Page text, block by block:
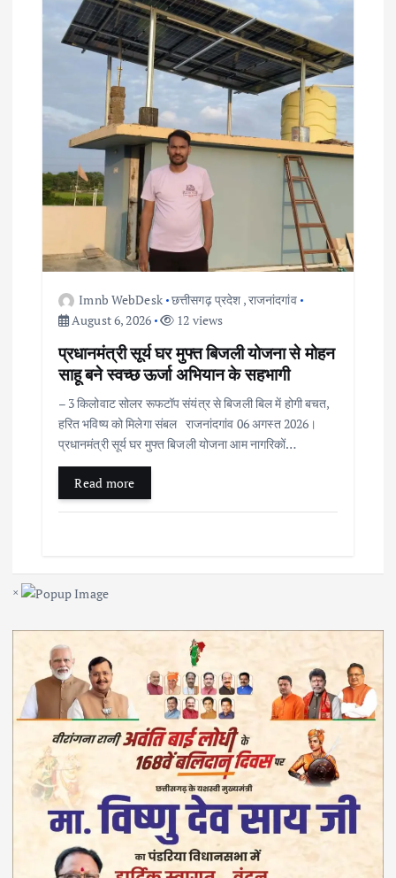
Imnb WebDesk छत्तीसगढ़ प्रदेश ,राजनांदगांव
August 6, 2026
12 views
प्रधानमंत्री सूर्य घर मुफ्त बिजली योजना से मोहन
साहू बने स्वच्छ ऊर्जा अभियान के सहभागी
– 3 किलोवाट सोलर रूफटॉप संयंत्र से बिजली बिल में होगी बचत,
हरित भविष्य को मिलेगा संबल राजनांदगांव 06 अगस्त 2026।
प्रधानमंत्री सूर्य घर मुफ्त बिजली योजना आम नागरिकों…
Read more
×